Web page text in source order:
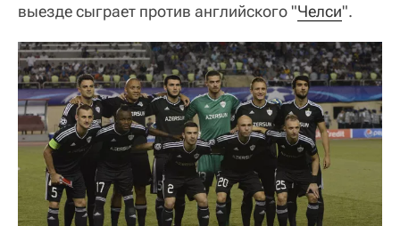
выезде сыграет против английского "Челси".